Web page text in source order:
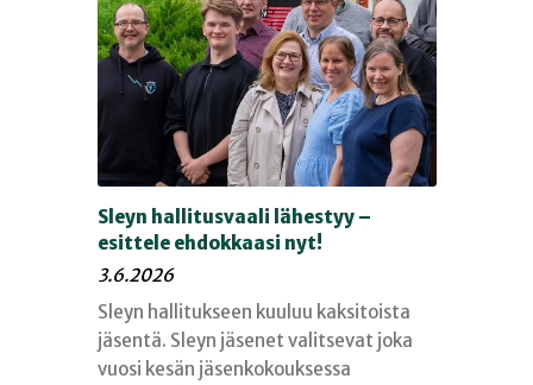
Sleyn hallitusvaali lähestyy –
esittele ehdokkaasi nyt!
3.6.2026
Sleyn hallitukseen kuuluu kaksitoista
jäsentä. Sleyn jäsenet valitsevat joka
vuosi kesän jäsenkokouksessa